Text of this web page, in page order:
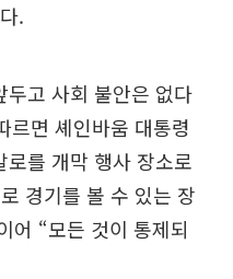
.
고 사회 불안은 없다
르면 셰인바움 대통령
를 개막 행사 장소로
경기를 볼 수 있는 장
어 “모든 것이 통제되